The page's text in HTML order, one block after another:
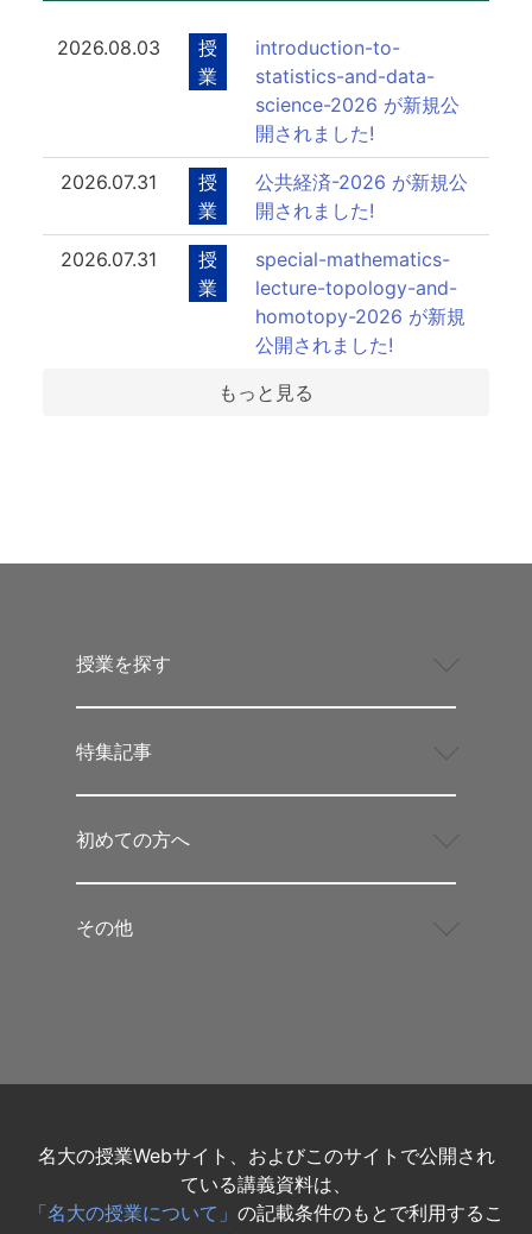
2026.08.03
授
業
introduction-to-
statistics-and-data-
science-2026 が新規公
開されました!
2026.07.31
授
業
公共経済-2026 が新規公
開されました!
2026.07.31
授
業
special-mathematics-
lecture-topology-and-
homotopy-2026 が新規
公開されました!
もっと見る
授業を探す
特集記事
初めての方へ
その他
名大の授業Webサイト、およびこのサイトで公開され
ている講義資料は、
「名大の授業について」 の記載条件のもとで利用するこ